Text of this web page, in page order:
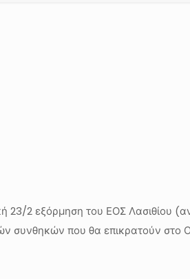
23/2 εξόρμηση του ΕΟΣ Λασιθίου
συνθηκών που θα επικρατούν στο